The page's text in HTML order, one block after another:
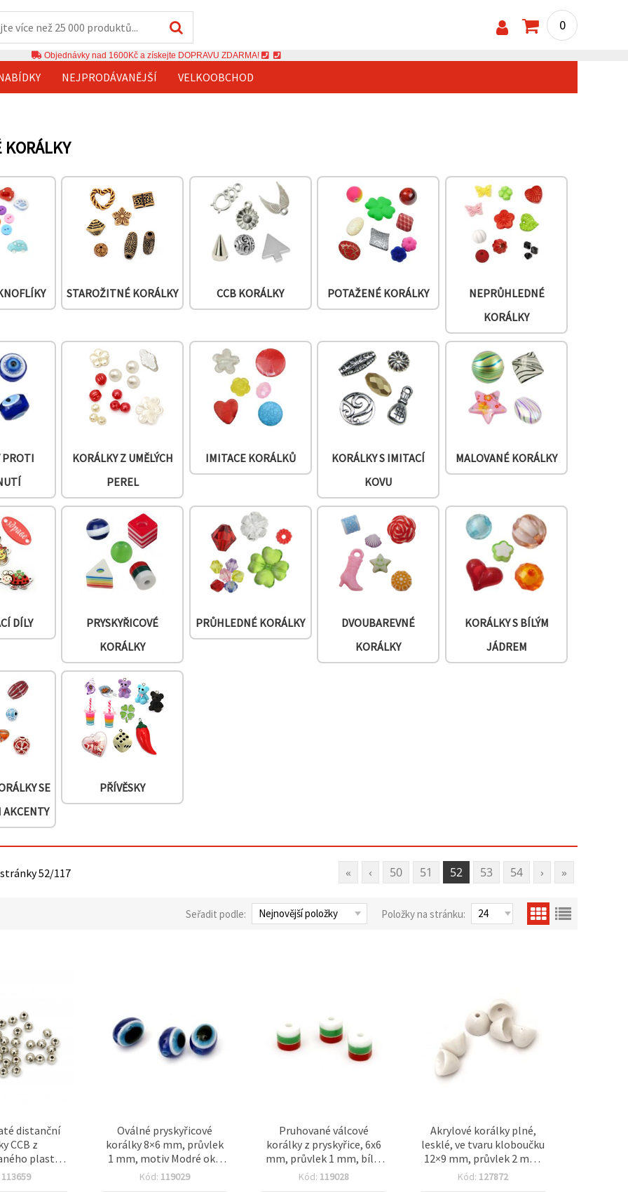
0
Objednávky nad 1600Kč a získejte DOPRAVU ZDARMA!
NEJPRODÁVANĚJŠÍ VELKOOBCHOD
KORÁLKY
STAROŽITNÉ KORÁLKY CCB KORÁLKY POTAŽENÉ KORÁLKY
NEPRŮHLEDNÉ
KORÁLKY
PROTI
KORÁLKY Z UMĚLÝCH
PEREL
IMITACE KORÁLKŮ
KORÁLKY S IMITACÍ
KOVU
MALOVANÉ KORÁLKY
DÍLY
PRYSKYŘICOVÉ
KORÁLKY
PRŮHLEDNÉ KORÁLKY
DVOUBAREVNÉ
KORÁLKY
KORÁLKY S BÍLÝM
JÁDREM
SE
PŘÍVĚSKY
« ‹ 50 51 52 53 54 › »
52/117
Seřadit podle: Položky na stránku:
distanční
CCB z
plastu,
průvlek 2
113659
Oválné pryskyřicové
korálky 8×6 mm, průvlek
1 mm, motiv Modré oko
(Evil Eye) – 50 ks
Kód: 119029
Pruhované válcové
korálky z pryskyřice, 6x6
mm, průvlek 1 mm, bílá,
zelená, červená - 20 ks
Kód: 119028
Akrylové korálky plné,
lesklé, ve tvaru kloboučku
12×9 mm, průvlek 2 mm,
bílé – 20 g (~33 ks)
Kód: 127872